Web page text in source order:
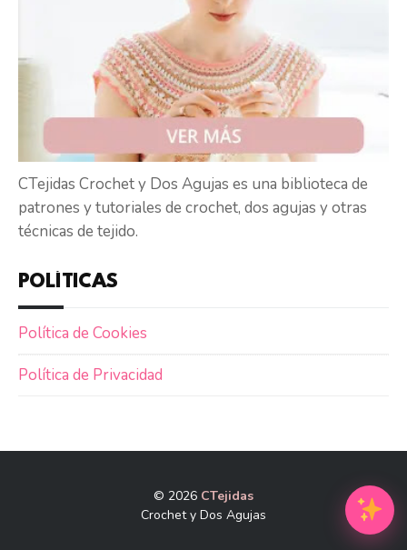
CTejidas Crochet y Dos Agujas es una biblioteca de
patrones y tutoriales de crochet, dos agujas y otras
técnicas de tejido.
POLÍTICAS
Política de Cookies
Política de Privacidad
© 2026 CTejidas
Crochet y Dos Agujas